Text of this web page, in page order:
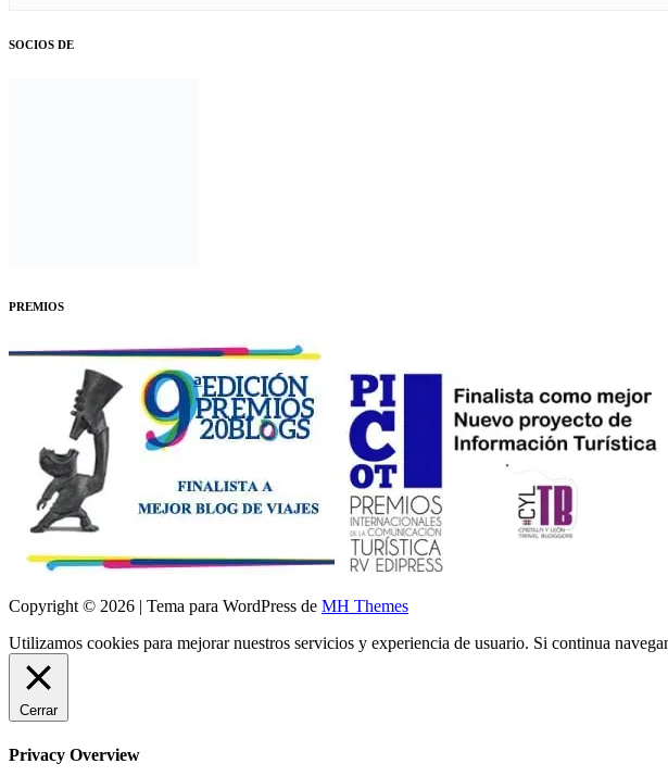
SOCIOS DE
PREMIOS
Copyright © 2026 | Tema para WordPress de MH Themes
Utilizamos cookies para mejorar nuestros servicios y experiencia de usuario. Si continua
Cerrar
Privacy Overview